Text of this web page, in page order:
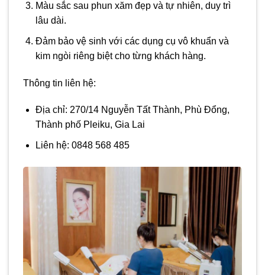
Màu sắc sau phun xăm đẹp và tự nhiên, duy trì
lâu dài.
Đảm bảo vệ sinh với các dụng cụ vô khuẩn và
kim ngòi riêng biệt cho từng khách hàng.
Thông tin liên hệ:
Địa chỉ: 270/14 Nguyễn Tất Thành, Phù Đổng,
Thành phố Pleiku, Gia Lai
Liên hệ: 0848 568 485